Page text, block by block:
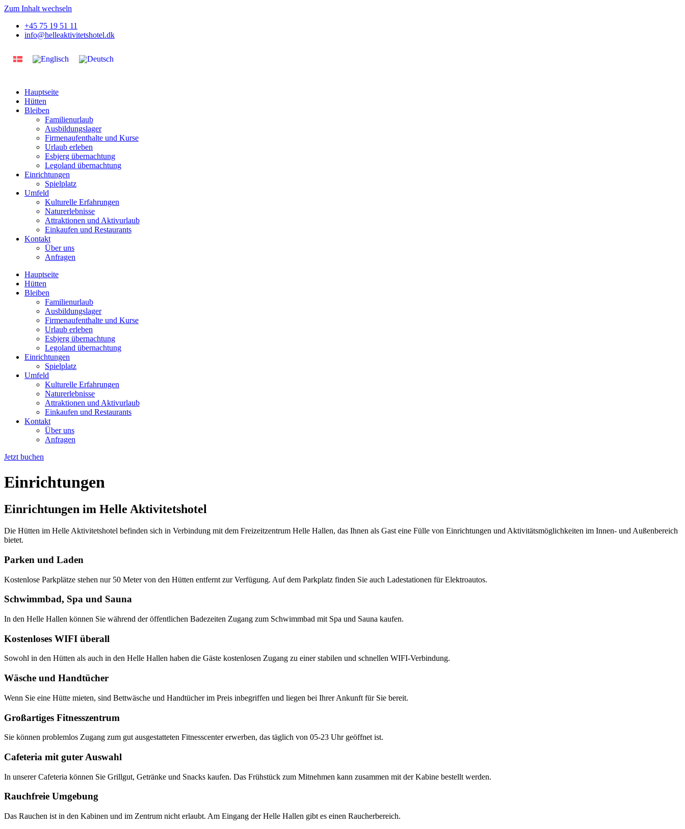
Zum Inhalt wechseln
+45 75 19 51 11
info@helleaktivitetshotel.dk
Hauptseite
Hütten
Bleiben
Familienurlaub
Ausbildungslager
Firmenaufenthalte und Kurse
Urlaub erleben
Esbjerg übernachtung
Legoland übernachtung
Einrichtungen
Spielplatz
Umfeld
Kulturelle Erfahrungen
Naturerlebnisse
Attraktionen und Aktivurlaub
Einkaufen und Restaurants
Kontakt
Über uns
Anfragen
Hauptseite
Hütten
Bleiben
Familienurlaub
Ausbildungslager
Firmenaufenthalte und Kurse
Urlaub erleben
Esbjerg übernachtung
Legoland übernachtung
Einrichtungen
Spielplatz
Umfeld
Kulturelle Erfahrungen
Naturerlebnisse
Attraktionen und Aktivurlaub
Einkaufen und Restaurants
Kontakt
Über uns
Anfragen
Jetzt buchen
Einrichtungen
Einrichtungen im Helle Aktivitetshotel
Die Hütten im Helle Aktivitetshotel befinden sich in Verbindung mit dem Freizeitzentrum Helle Hallen, das Ihnen als Gast eine Fülle von Einrichtungen und Aktivitätsmöglichkeiten im Innen- und Außenbereich
bietet.
Parken und Laden
Kostenlose Parkplätze stehen nur 50 Meter von den Hütten entfernt zur Verfügung. Auf dem Parkplatz finden Sie auch Ladestationen für Elektroautos.
Schwimmbad, Spa und Sauna
In den Helle Hallen können Sie während der öffentlichen Badezeiten Zugang zum Schwimmbad mit Spa und Sauna kaufen.
Kostenloses WIFI überall
Sowohl in den Hütten als auch in den Helle Hallen haben die Gäste kostenlosen Zugang zu einer stabilen und schnellen WIFI-Verbindung.
Wäsche und Handtücher
Wenn Sie eine Hütte mieten, sind Bettwäsche und Handtücher im Preis inbegriffen und liegen bei Ihrer Ankunft für Sie bereit.
Großartiges Fitnesszentrum
Sie können problemlos Zugang zum gut ausgestatteten Fitnesscenter erwerben, das täglich von 05-23 Uhr geöffnet ist.
Cafeteria mit guter Auswahl
In unserer Cafeteria können Sie Grillgut, Getränke und Snacks kaufen. Das Frühstück zum Mitnehmen kann zusammen mit der Kabine bestellt werden.
Rauchfreie Umgebung
Das Rauchen ist in den Kabinen und im Zentrum nicht erlaubt. Am Eingang der Helle Hallen gibt es einen Raucherbereich.